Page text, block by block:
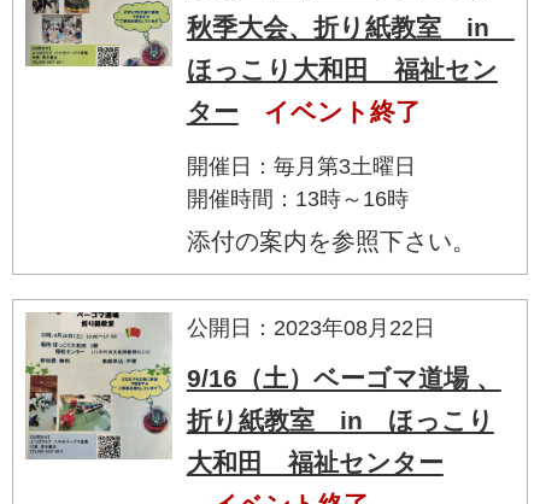
秋季大会、折り紙教室 in
ほっこり大和田 福祉セン
ター
イベント終了
開催日：毎月第3土曜日
開催時間：13時～16時
添付の案内を参照下さい。
公開日：2023年08月22日
9/16（土）ベーゴマ道場 、
折り紙教室 in ほっこり
大和田 福祉センター